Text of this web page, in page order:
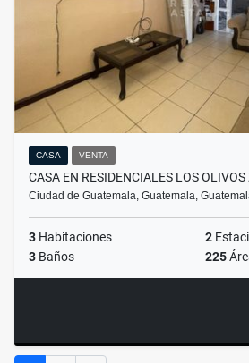
CASA VENTA
CASA EN RESIDENCIALES LOS
Ciudad de Guatemala, Guatemala,
3 Habitaciones 2
3 Baños 225